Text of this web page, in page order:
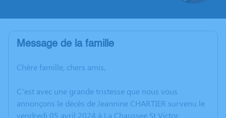
Message de la famille
Chère famille, chers amis,
C’est avec une grande tristesse que nous vous
annonçons le décès de Jeannine CHARTIER survenu le
vendredi 05 avril 2024 à La Chaussee St Victor.